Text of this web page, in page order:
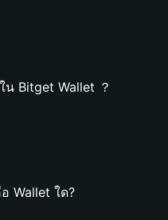
น Bitget Wallet ？
Wallet ใด?